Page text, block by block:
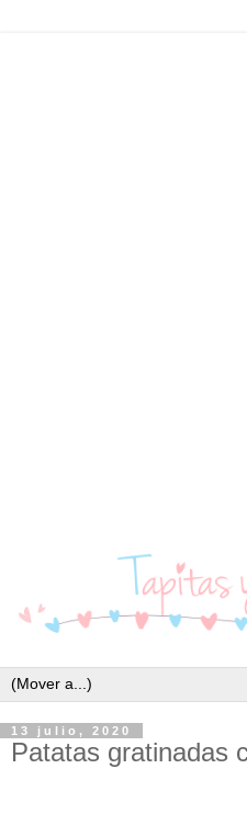
13 julio, 2020
Patatas gratinadas